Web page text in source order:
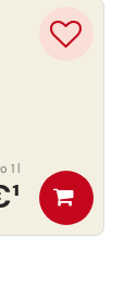
¹
1 l